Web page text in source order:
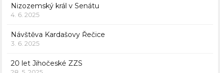
Nizozemský král v Senátu
4. 6. 2025
Návštěva Kardašovy Řečice
3. 6. 2025
20 let Jihočeské ZZS